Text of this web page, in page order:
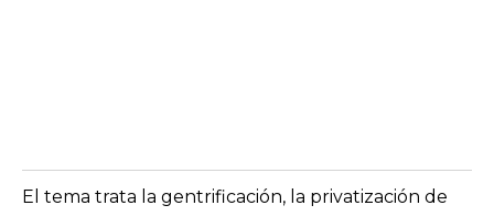
El tema trata la gentrificación, la privatización de